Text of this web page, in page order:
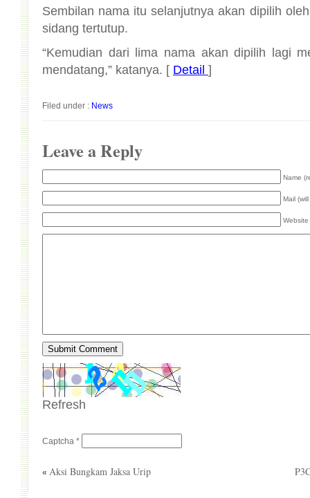
Sembilan nama itu selanjutnya akan dipilih
sidang tertutup.
“Kemudian dari lima nama akan dipilih lagi
mendatang,” katanya. [ Detail ]
Filed under : News
Leave a Reply
Name
Mail
Website
Refresh
Captcha *
« Aksi Bungkam Jaksa Urip